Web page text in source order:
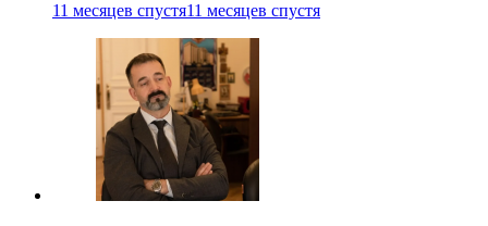
11 месяцев спустя11 месяцев спустя